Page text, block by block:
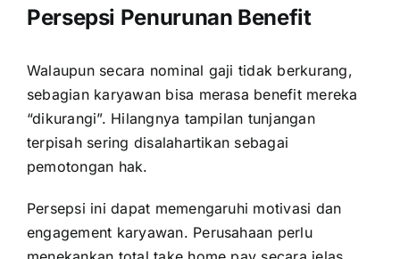
Persepsi Penurunan Benefit
Walaupun secara nominal gaji tidak berkurang,
sebagian karyawan bisa merasa benefit mereka
“dikurangi”. Hilangnya tampilan tunjangan
terpisah sering disalahartikan sebagai
pemotongan hak.
Persepsi ini dapat memengaruhi motivasi dan
engagement karyawan. Perusahaan perlu